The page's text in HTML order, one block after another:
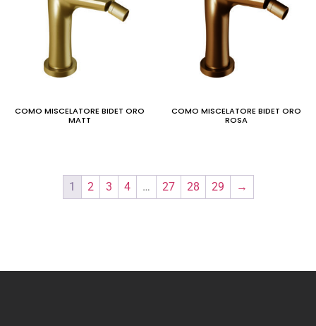
COMO MISCELATORE BIDET ORO
MATT
COMO MISCELATORE BIDET ORO
ROSA
1 2 3 4 … 27 28 29 →